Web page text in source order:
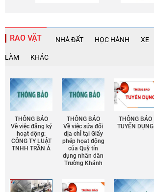
RAO VẶT NHÀ ĐẤT HỌC HÀNH XE
LÀM KHÁC
THÔNG BÁO
Về việc đăng ký
hoạt động:
CÔNG TY LUẬT
TNHH TRẦN Á
THÔNG BÁO
Về việc sửa đổi
địa chỉ tại Giấy
phép họat động
của Quỹ tín
dụng nhân dân
Trường Khánh
THÔNG BÁO
TUYỂN DỤNG